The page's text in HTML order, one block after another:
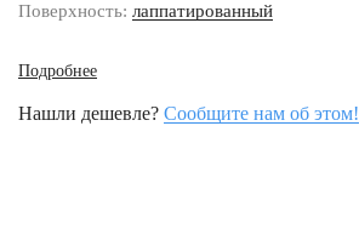
Поверхность: лаппатированный
Подробнее
Нашли дешевле? Сообщите нам об этом!